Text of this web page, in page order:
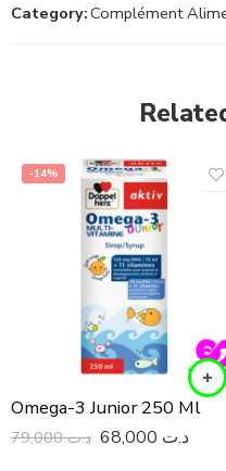
Category:Complément
-14%
Omega-3 Junior 250 Ml
د.ت79,000 د.ت